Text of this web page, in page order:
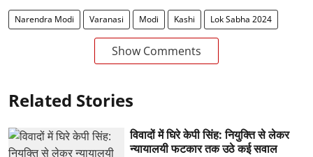
Narendra Modi Varanasi Modi Kashi Lok Sabha 2024
Show Comments
Related Stories
विवादों में घिरे केपी सिंह: नियुक्ति से लेकर
न्यायालयी फटकार तक उठे कई सवाल